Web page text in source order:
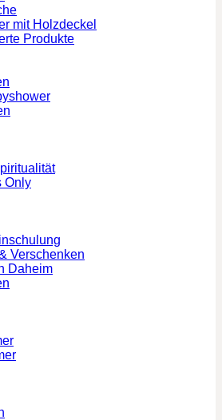
mit Holzdeckel
Produkte
Only
Verschenken
Daheim